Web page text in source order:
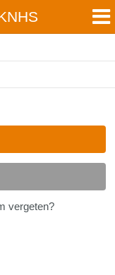
vergeten?